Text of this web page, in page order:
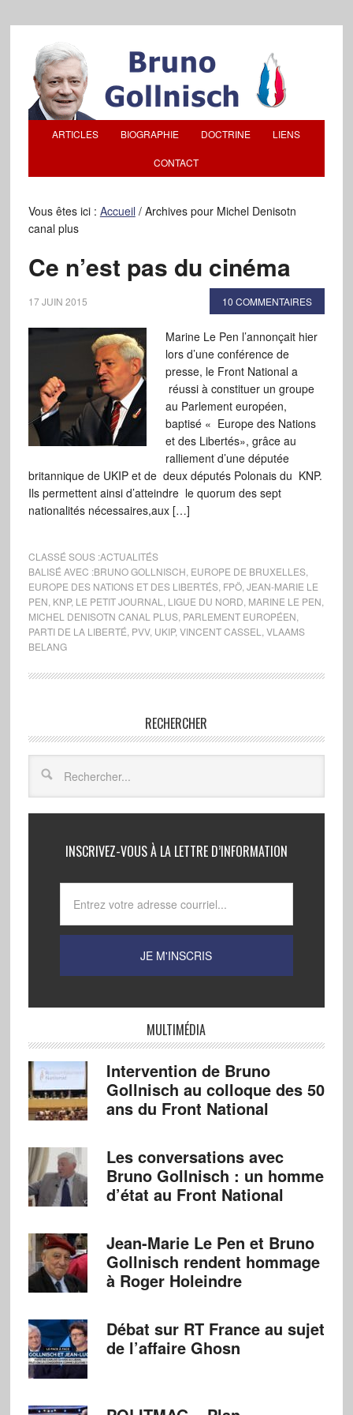
ARTICLES BIOGRAPHIE DOCTRINE LIENS
CONTACT
Vous êtes ici : Accueil /Archives pour Michel Denisotn
canal plus
Ce n’est pas du cinéma
17 JUIN 2015 10 COMMENTAIRES
Marine Le Pen l’annonçait hier
lors d’une conférence de
presse, le Front National a
réussi à constituer un groupe
au Parlement européen,
baptisé « Europe des Nations
et des Libertés», grâce au
ralliement d’une députée
britannique de UKIP et de deux députés Polonais du KNP.
Ils permettent ainsi d’atteindre le quorum des sept
nationalités nécessaires,aux […]
CLASSÉ SOUS :ACTUALITÉS
BALISÉ AVEC :BRUNO GOLLNISCH EUROPE DE BRUXELLES,
EUROPE DES NATIONS ET DES LIBERTÉS, FPÖ, JEAN-MARIE LE
PEN KNP, LE PETIT JOURNAL LIGUE DU NORD MARINE LE PEN
MICHEL DENISOTN CANAL PLUS, PARLEMENT EUROPÉEN
PARTI DE LA LIBERTÉ PVV, UKIP, VINCENT CASSEL
VLAAMS
BELANG
RECHERCHER
INSCRIVEZ-VOUS À LA LETTRE D’INFORMATION
MULTIMÉDIA
Intervention de Bruno
Gollnisch au colloque des 50
ans du Front National
Les conversations avec
Bruno Gollnisch : un homme
d’état au Front National
Jean-Marie Le Pen et Bruno
Gollnisch rendent hommage
à Roger Holeindre
Débat sur RT France au sujet
de l’affaire Ghosn